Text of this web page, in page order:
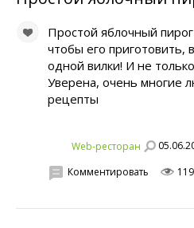
Простой яблочный
чтобы его приготовить,
одной вилки! И не
Уверена, очень многие
рецепты
Web-ресторан
Комментировать